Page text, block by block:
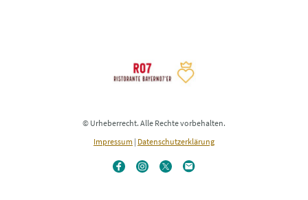
© Urheberrecht. Alle Rechte vorbehalten.
Impressum | Datenschutzerklärung